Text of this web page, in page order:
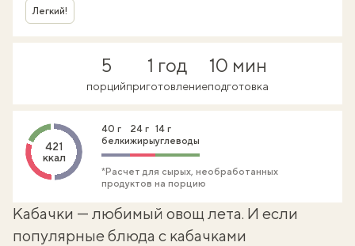
Легкий!
5
порций
1 год
приготовление
10 мин
подготовка
421
ккал
40 г
белки
24 г
жиры
14 г
углеводы
*Расчет для сырых, необработанных
продуктов на порцию
Кабачки — любимый овощ лета. И если
популярныеблюда с кабачками